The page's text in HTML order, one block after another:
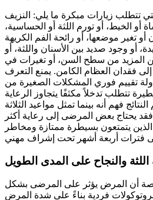
تتطلب زيارات مبكرة ما يلي: النزيف
أو الخيط، أو تورم اللثة أو الحساسية،
أو تغير موضعها، أو رائحة الفم الكريهة
أو وجود صديد بين الأسنان واللثة، أو
المزيد من سطح السن، أو تغيرات في
فقدان العظام الكامن. يمنع التعرف
تقييم فوري المشكلات الصغيرة من
تتطلب تدخلاً مكثفًا يتجاوز الرعاية
فهم أنه بينما تمثل مواعيد الثلاثة
فقد يحتاج بعض المرضى إلى رعاية أكثر
الذين يتمتعون بسيطرة ممتازة ومخاطر
اللثة والنجاح على المدى الطويل
أن المرض يؤثر على المرضى بشكل
فردية بناءً على شدة المرض